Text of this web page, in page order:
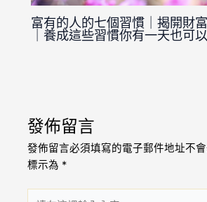
富有的人的七個習慣｜揭開財
｜養成這些習慣你有一天也可
發佈留言
發佈留言必須填寫的電子郵件地址不會
標示為 *